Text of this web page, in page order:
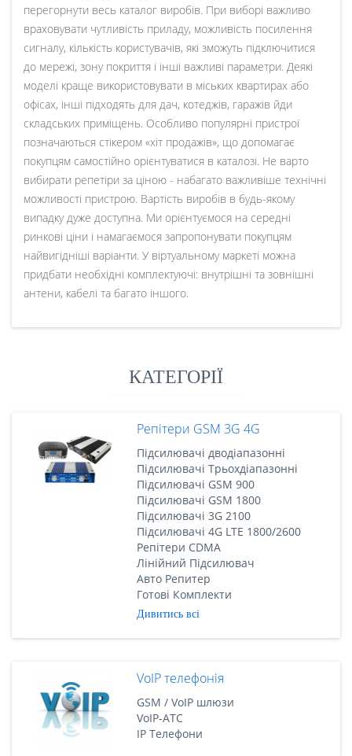
перегорнути весь каталог виробів. При виборі важливо
враховувати чутливість приладу, можливість посилення
сигналу, кількість користувачів, які зможуть підключитися
до мережі, зону покриття і інші важливі параметри. Деякі
моделі краще використовувати в міських квартирах або
офісах, інші підходять для дач, котеджів, гаражів йди
складських приміщень. Особливо популярні пристрої
позначаються стікером «хіт продажів», що допомагає
покупцям самостійно орієнтуватися в каталозі. Не варто
вибирати репетіри за ціною - набагато важливіше технічні
можливості пристрою. Вартість виробів в будь-якому
випадку дуже доступна. Ми орієнтуємося на середні
ринкові ціни і намагаємося запропонувати покупцям
найвигідніші варіанти. У віртуальному маркеті можна
придбати необхідні комплектуючі: внутрішні та зовнішні
антени, кабелі та багато іншого.
КАТЕГОРІЇ
Репітери GSM 3G 4G
Підсилювачі дводіапазонні
Підсилювачі Трьохдіапазонні
Підсилювачі GSM 900
Підсилювачі GSM 1800
Підсилювачі 3G 2100
Підсилювачі 4G LTE 1800/2600
Репітери CDMA
Лінійний Підсилювач
Авто Репитер
Готові Комплекти
Дивитись всі
VoIP телефонія
GSM / VoIP шлюзи
VoIP-АТС
IP Телефони